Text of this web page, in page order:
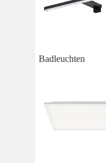
Badleuchten